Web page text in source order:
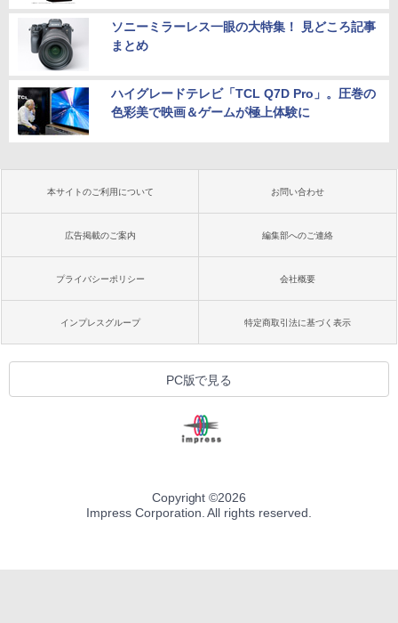
ソニーミラーレス一眼の大特集！ 見どころ記事
まとめ
ハイグレードテレビ「TCL Q7D Pro」。圧巻の
色彩美で映画＆ゲームが極上体験に
本サイトのご利用について お問い合わせ
広告掲載のご案内 編集部へのご連絡
プライバシーポリシー 会社概要
インプレスグループ 特定商取引法に基づく表示
PC版で見る
Copyright ©2026
Impress Corporation. All rights reserved.